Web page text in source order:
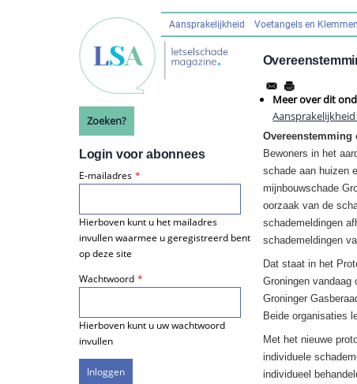
Hoofdnavigatie
Aansprakelijkheid Voetangels en Klemmen
Meer over dit
Bewoners in het
schade aan huizen
mijnbouwschade
oorzaak van de
schademeldingen
schademeldingen
Dat staat in het
Groningen vandaag
Groninger
Beide organisaties
Met het nieuwe
individuele
individueel
Zoeken?
Login voor abonnees
E-mailadres
Hierboven kunt u het mailadres
invullen waarmee u geregistreerd bent
op deze site
Wachtwoord
Hierboven kunt u uw wachtwoord
invullen